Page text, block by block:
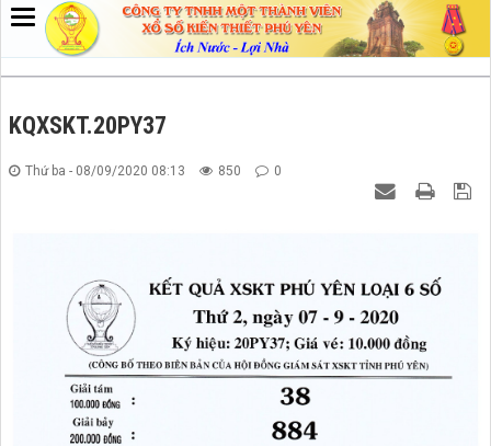
KQXSKT.20PY37
Thứ ba - 08/09/2020 08:13 850 0